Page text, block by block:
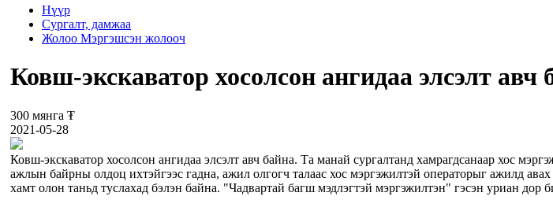
Нүүр
Сургалт, дамжаа
Жолоо Мэргэшсэн жолооч
Ковш-экскаватор хосолсон ангидаа элсэлт авч
300 мянга ₮
2021-05-28
Ковш-экскаватор хосолсон ангидаа элсэлт авч байна. Та манай сургалтанд хамрагдсанаар хос
ажлын байрны олдоц ихтэйгээс гадна, ажил олгогч талаас хос мэргэжилтэй операторыг ажилд
хамт олон таньд туслахад бэлэн байна. "Чадвартай багш мэдлэгтэй мэргэжилтэн" гэсэн уриан дор